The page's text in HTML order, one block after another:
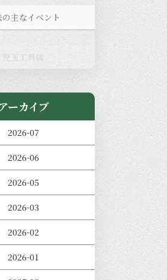
の主なイベント
児玉工具店
のえねまるしぇ
ーカイブ
2026-07
2026-06
2026-05
2026-03
2026-02
2026-01